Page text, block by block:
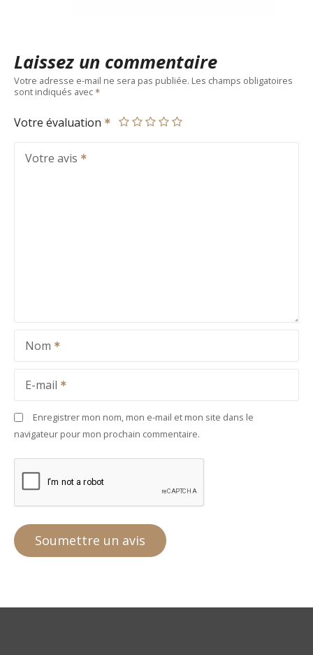
Laissez un commentaire
Votre adresse e-mail ne sera pas publiée. Les champs obligatoires
sont indiqués avec
Votre évaluation
Votre avis
Nom
E-mail
Enregistrer mon nom, mon e-mail et mon site dans le
navigateur pour mon prochain commentaire.